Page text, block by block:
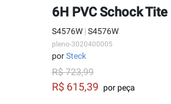
6H PVC Schock Tite
S4576W| S4576W
pleno-3020400005
porSteck
R$ 723,99
R$ 615,39 por peça